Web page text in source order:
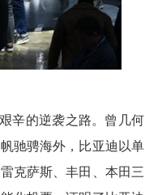
辛的逆袭之路。曾几何
驰骋海外，比亚迪以单
克萨斯、丰田、本田三